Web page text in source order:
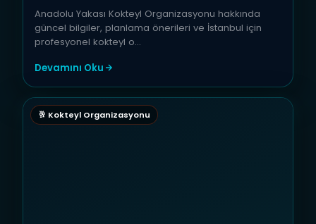
Anadolu Yakası Kokteyl Organizasyonu hakkında
güncel bilgiler, planlama önerileri ve İstanbul için
profesyonel kokteyl o…
Devamını Oku
🥂 Kokteyl Organizasyonu